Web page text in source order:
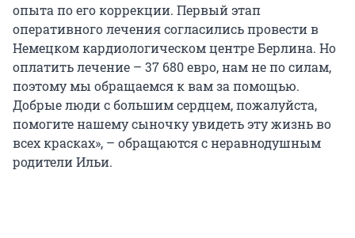
опыта по его коррекции. Первый этап
оперативного лечения согласились провести в
Немецком кардиологическом центре Берлина. Но
оплатить лечение – 37 680 евро, нам не по силам,
поэтому мы обращаемся к вам за помощью.
Добрые люди с большим сердцем, пожалуйста,
помогите нашему сыночку увидеть эту жизнь во
всех красках», – обращаются с неравнодушным
родители Ильи.